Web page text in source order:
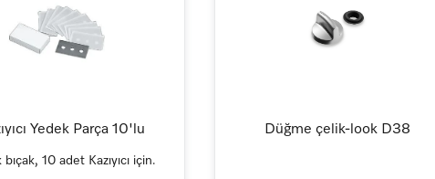
Yedek Parça 10'lu
bıçak, 10 adet Kazıyıcı için.
Düğme çelik-look D38